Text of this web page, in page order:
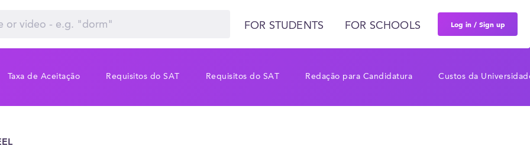
FOR STUDENTS FOR SCHOOLS Log in / Sign up
Taxa de Aceitação Requisitos do SAT Requisitos do SAT Redação para Candidatura Custos da